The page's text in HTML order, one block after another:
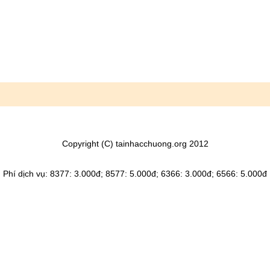
Copyright (C) tainhacchuong.org 2012
Phí dịch vụ: 8377: 3.000đ; 8577: 5.000đ; 6366: 3.000đ; 6566: 5.000đ